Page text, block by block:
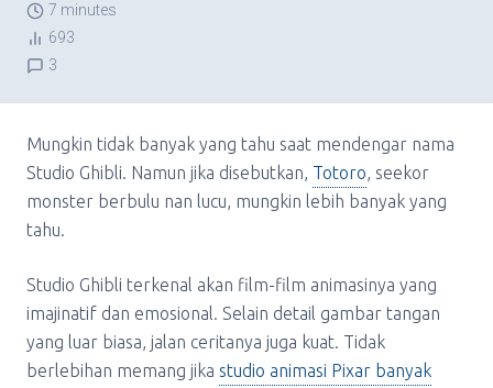
7 minutes
693
3
Mungkin tidak banyak yang tahu saat mendengar nama
Studio Ghibli. Namun jika disebutkan, Totoro, seekor
monster berbulu nan lucu, mungkin lebih banyak yang
tahu.
Studio Ghibli terkenal akan film-film animasinya yang
imajinatif dan emosional. Selain detail gambar tangan
yang luar biasa, jalan ceritanya juga kuat. Tidak
berlebihan memang jika studio animasi Pixar banyak